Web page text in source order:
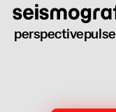
perspectivepulse